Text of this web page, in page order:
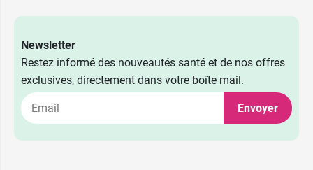
Newsletter
Restez informé des nouveautés santé et de nos offres
exclusives, directement dans votre boîte mail.
Envoyer